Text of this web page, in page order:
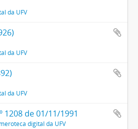
da UFV
da UFV
da UFV
1208 de 01/11/1991
digital da UFV